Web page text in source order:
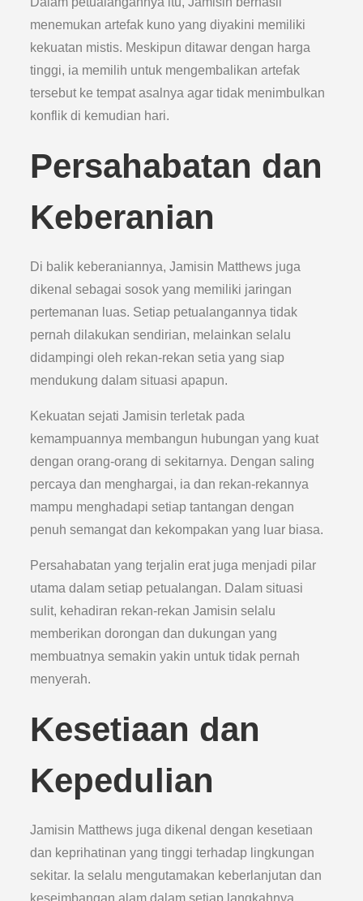
menemukan artefak kuno yang diyakini memiliki
kekuatan mistis. Meskipun ditawar dengan harga
tinggi, ia memilih untuk mengembalikan artefak
tersebut ke tempat asalnya agar tidak menimbulkan
konflik di kemudian hari.
Persahabatan dan
Keberanian
Di balik keberaniannya, Jamisin Matthews juga
dikenal sebagai sosok yang memiliki jaringan
pertemanan luas. Setiap petualangannya tidak
pernah dilakukan sendirian, melainkan selalu
didampingi oleh rekan-rekan setia yang siap
mendukung dalam situasi apapun.
Kekuatan sejati Jamisin terletak pada
kemampuannya membangun hubungan yang kuat
dengan orang-orang di sekitarnya. Dengan saling
percaya dan menghargai, ia dan rekan-rekannya
mampu menghadapi setiap tantangan dengan
penuh semangat dan kekompakan yang luar biasa.
Persahabatan yang terjalin erat juga menjadi pilar
utama dalam setiap petualangan. Dalam situasi
sulit, kehadiran rekan-rekan Jamisin selalu
memberikan dorongan dan dukungan yang
membuatnya semakin yakin untuk tidak pernah
menyerah.
Kesetiaan dan
Kepedulian
Jamisin Matthews juga dikenal dengan kesetiaan
dan keprihatinan yang tinggi terhadap lingkungan
sekitar. Ia selalu mengutamakan keberlanjutan dan
keseimbangan alam dalam setiap langkahnya